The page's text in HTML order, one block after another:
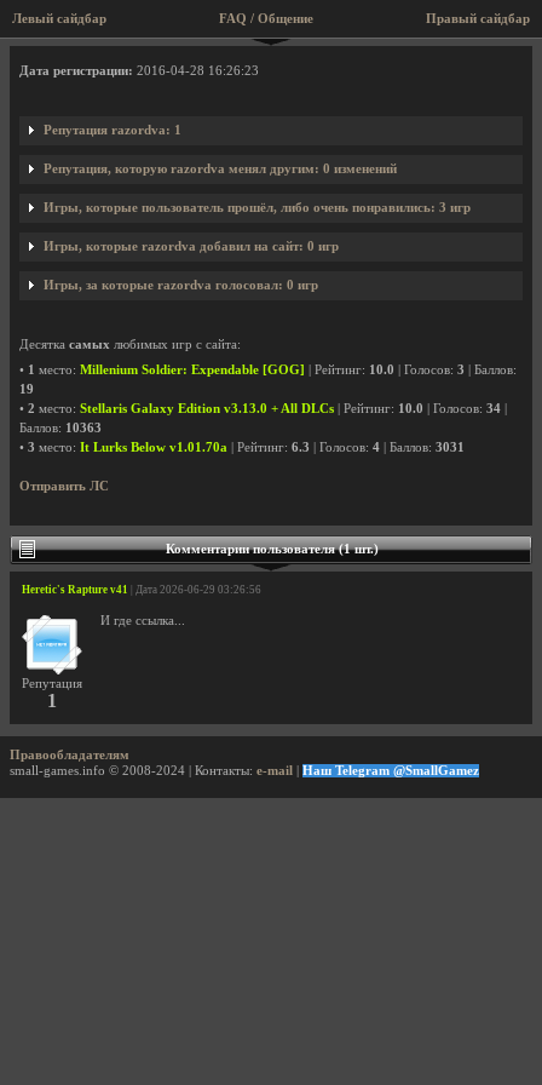
Левый сайдбар Правый сайдбар
FAQ / Общение
Профиль пользователя razordva
Дата регистрации: 2016-04-28 16:26:23
Репутация razordva: 1
Репутация, которую razordva менял другим: 0 изменений
Игры, которые пользователь прошёл, либо очень понравились: 3 игр
Игры, которые razordva добавил на сайт: 0 игр
Игры, за которые razordva голосовал: 0 игр
Десятка самых любимых игр с сайта:
• 1 место: Millenium Soldier: Expendable [GOG] | Рейтинг: 10.0 | Голосов: 3 | Баллов:
19
• 2 место: Stellaris Galaxy Edition v3.13.0 + All DLCs | Рейтинг: 10.0 | Голосов: 34
Баллов: 10363
• 3 место: It Lurks Below v1.01.70a | Рейтинг: 6.3 | Голосов: 4 | Баллов: 3031
Отправить ЛС
Комментарии пользователя (1 шт.)
Heretic's Rapture v41 | Дата 2026-06-29 03:26:56
Репутация
1
И где ссылка...
Правообладателям
small-games.info © 2008-2024 | Контакты: e-mail Наш Telegram @SmallGamez